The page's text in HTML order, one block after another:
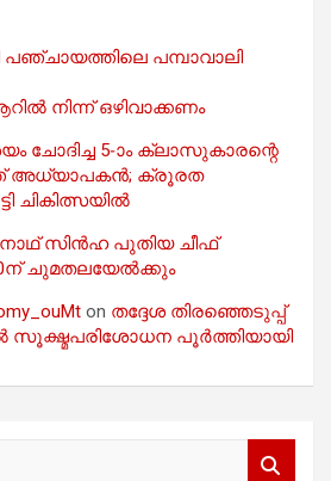
പമ്പാവാലി
നിന്ന് ഒഴിവാക്കണം
ചോദിച്ച 5-ാം ക്ലാസുകാരന്റെ
അധ്യാപകൻ; ക്രൂരത
ചികിത്സയിൽ
സിൻഹ പുതിയ ചീഫ്
ചുമതലയേൽക്കും
on തദ്ദേശ തിരഞ്ഞെടുപ്പ്
സൂക്ഷ്മപരിശോധന പൂർത്തിയായി